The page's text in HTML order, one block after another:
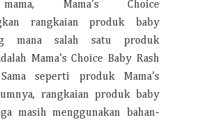
Mama’s Choice
rangkaian produk baby
mana salah satu produk
Mama’s Choice Baby Rash
seperti produk Mama’s
rangkaian produk baby
masih menggunakan bahan-